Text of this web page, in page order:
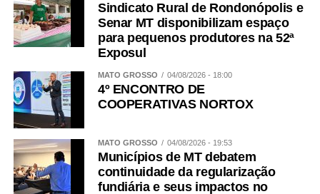
Sindicato Rural de Rondonópolis e
Senar MT disponibilizam espaço
para pequenos produtores na 52ª
Exposul
MATO GROSSO 04/08/2026 - 18:00
4º ENCONTRO DE
COOPERATIVAS NORTOX
MATO GROSSO 04/08/2026 - 19:53
Municípios de MT debatem
continuidade da regularização
fundiária e seus impactos no